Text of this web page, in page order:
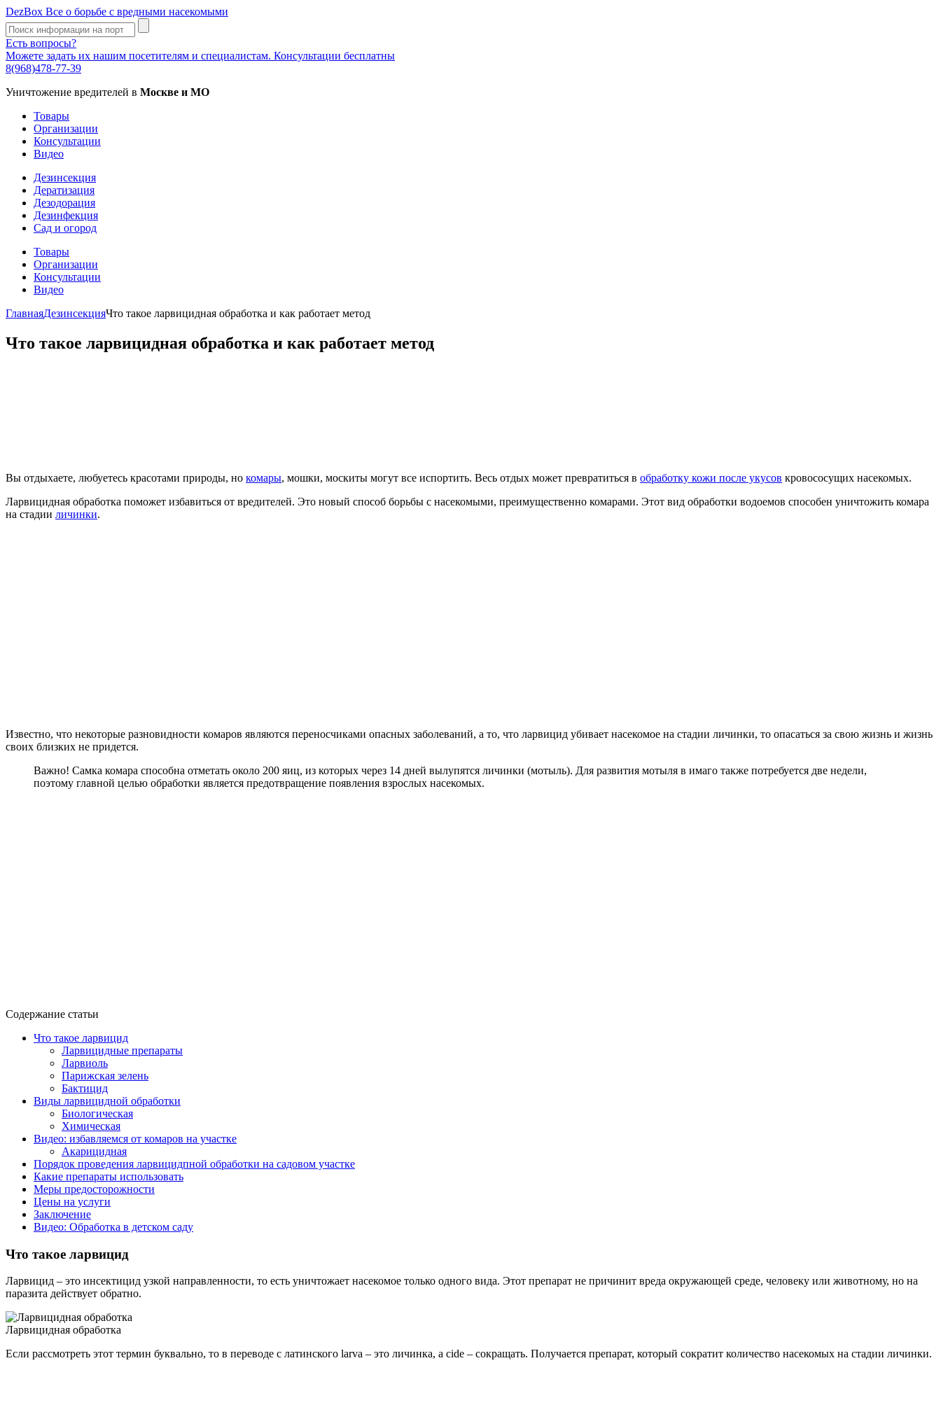
DezBox Все о борьбе с вредными насекомыми
Есть вопросы?
Можете задать их нашим посетителям и специалистам. Консультации бесплатны
8(968)478-77-39
Уничтожение вредителей в Москве и МО
Товары
Организации
Консультации
Видео
Дезинсекция
Дератизация
Дезодорация
Дезинфекция
Сад и огород
Товары
Организации
Консультации
Видео
ГлавнаяДезинсекцияЧто такое ларвицидная обработка и как работает метод
Что такое ларвицидная обработка и как работает метод
Вы отдыхаете, любуетесь красотами природы, но комары, мошки, москиты могут все испортить. Весь отдых может превратиться в обработку кожи после укусов кровососущих насекомых.
Ларвицидная обработка поможет избавиться от вредителей. Это новый способ борьбы с насекомыми, преимущественно комарами. Этот вид обработки водоемов способен уничтожить комара
на стадии личинки.
Известно, что некоторые разновидности комаров являются переносчиками опасных заболеваний, а то, что ларвицид убивает насекомое на стадии личинки, то опасаться за свою жизнь и жизнь
своих близких не придется.
Важно! Самка комара способна отметать около 200 яиц, из которых через 14 дней вылупятся личинки (мотыль). Для развития мотыля в имаго также потребуется две недели,
поэтому главной целью обработки является предотвращение появления взрослых насекомых.
Содержание статьи
Что такое ларвицид
Ларвицидные препараты
Ларвиоль
Парижская зелень
Бактицид
Виды ларвицидной обработки
Биологическая
Химическая
Видео: избавляемся от комаров на участке
Акарицидная
Порядок проведения ларвицидпной обработки на садовом участке
Какие препараты использовать
Меры предосторожности
Цены на услуги
Заключение
Видео: Обработка в детском саду
Что такое ларвицид
Ларвицид – это инсектицид узкой направленности, то есть уничтожает насекомое только одного вида. Этот препарат не причинит вреда окружающей среде, человеку или животному, но на
паразита действует обратно.
Ларвицидная обработка
Если рассмотреть этот термин буквально, то в переводе с латинского larva – это личинка, а cide – сокращать. Получается препарат, который сократит количество насекомых на стадии личинки.